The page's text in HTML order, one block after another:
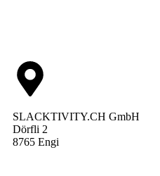
SLACKTIVITY.CH GmbH
Dörfli 2
8765 Engi